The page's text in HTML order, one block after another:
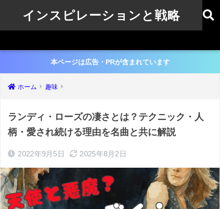
インスピレーションと戦略
本ページは広告・PRが含まれています
ホーム 趣味
ランディ・ローズの凄さとは？テクニック・人
柄・愛され続ける理由を名曲と共に解説
2022年9月5日 2025年8月2日